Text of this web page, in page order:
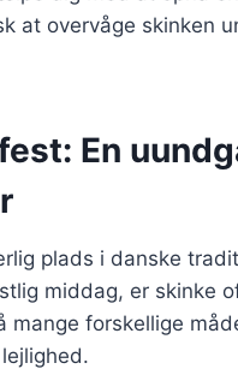
at overvåge skinken
En
plads i danske
middag, er skinke
mange forskellige